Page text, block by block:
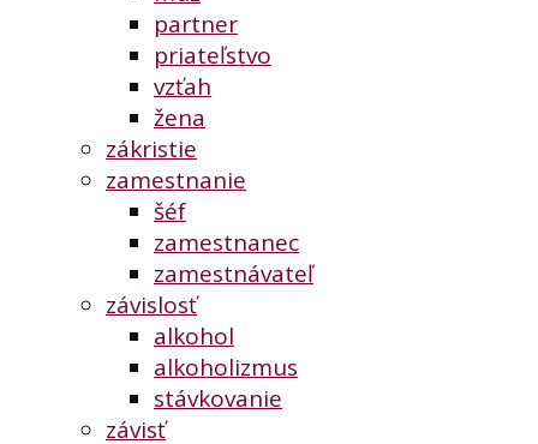
partner
priateľstvo
vzťah
žena
zákristie
zamestnanie
šéf
zamestnanec
zamestnávateľ
závislosť
alkohol
alkoholizmus
stávkovanie
závisť